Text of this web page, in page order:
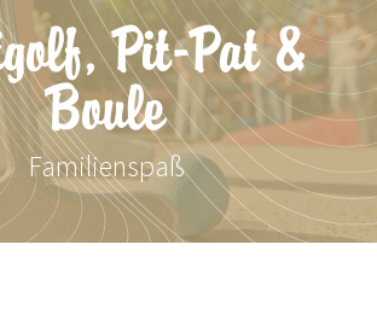
Pit-Pat &
Boule
Familienspaß